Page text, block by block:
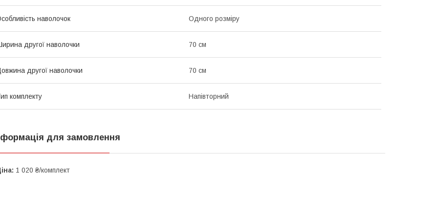
наволочок Одного розміру
другої наволочки 70 см
другої наволочки 70 см
комплекту Напівторний
для замовлення
1 020 ₴/комплект